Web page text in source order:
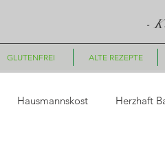
-
GLUTENFREI ALTE REZEPTE
Hausmannskost Herzhaft